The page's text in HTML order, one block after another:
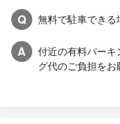
Q 無料で駐車できる
A
付近の有料パー
グ代のご負担をお